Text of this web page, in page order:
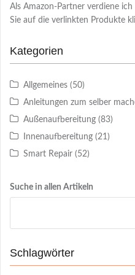
Als Amazon-Partner verdiene
Sie auf die verlinkten Produkte
Kategorien
Allgemeines (50)
Anleitungen zum selber
Außenaufbereitung (83)
Innenaufbereitung (21)
Smart Repair (52)
Suche in allen Artikeln
Schlagwörter